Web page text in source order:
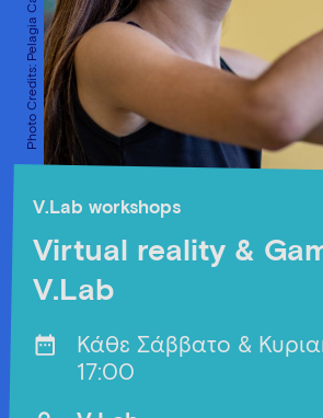
Photo Credits: Pelagia Caranicola
V.Lab workshops
Virtual reality &
V.Lab
Κάθε Σάββατο &
17:00